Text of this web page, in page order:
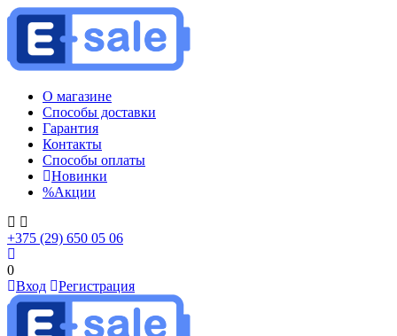
О магазине
Способы доставки
Гарантия
Контакты
Способы оплаты
Новинки
%Акции
+375 (29) 650 05 06
0
Вход
Регистрация